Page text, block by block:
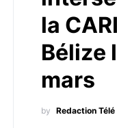
la
Bélize
mars
by Redaction Télé